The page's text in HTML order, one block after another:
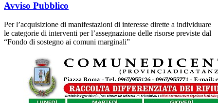
Avviso Pubblico
Per l’acquisizione di manifestazioni di interesse dirette a individuare
le categorie di interventi per l’assegnazione delle risorse previste dal
“Fondo di sostegno ai comuni marginali”